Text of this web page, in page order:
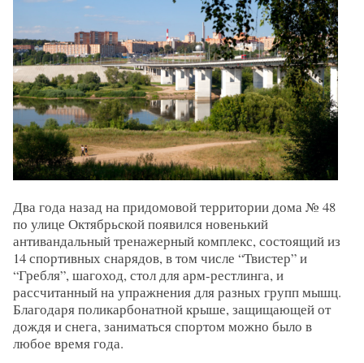
Два года назад на придомовой территории дома № 48
по улице Октябрьской появился новенький
антивандальный тренажерный комплекс, состоящий из
14 спортивных снарядов, в том числе “Твистер” и
“Гребля”, шагоход, стол для арм-рестлинга, и
рассчитанный на упражнения для разных групп мышц.
Благодаря поликарбонатной крыше, защищающей от
дождя и снега, заниматься спортом можно было в
любое время года.